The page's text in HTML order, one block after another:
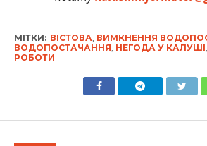
МІТКИ: ВІСТОВА ВИМКНЕННЯ
ВОДОПОСТАЧАННЯ НЕГОДА У КАЛУШІ
РОБОТИ